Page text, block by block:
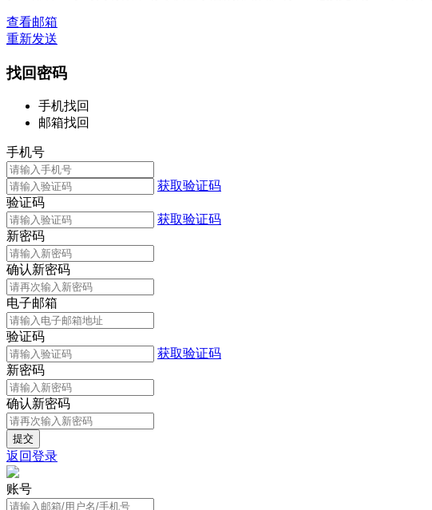
查看邮箱
重新发送
找回密码
手机找回
邮箱找回
手机号
获取验证码
验证码
获取验证码
新密码
确认新密码
电子邮箱
验证码
获取验证码
新密码
确认新密码
返回登录
账号